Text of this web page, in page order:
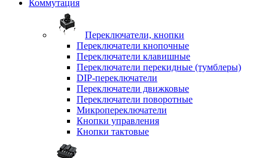
Коммутация
Переключатели, кнопки
Переключатели кнопочные
Переключатели клавишные
Переключатели перекидные (тумблеры)
DIP-переключатели
Переключатели движковые
Переключатели поворотные
Микропереключатели
Кнопки управления
Кнопки тактовые